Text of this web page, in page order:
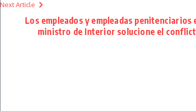
Next Article
Los empleados y empleadas penitenciarios
ministro de Interior solucione el